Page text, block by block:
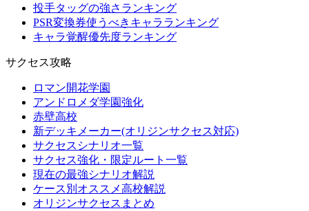
投手タッグの強さランキング
PSR変換券使うべきキャラランキング
キャラ覚醒優先度ランキング
サクセス攻略
ロマン開花学園
アンドロメダ学園強化
赤壁高校
新デッキメーカー(オリジンサクセス対応)
サクセスシナリオ一覧
サクセス強化・限定ルート一覧
現在の最強シナリオ解説
ケース別オススメ高校解説
オリジンサクセスまとめ